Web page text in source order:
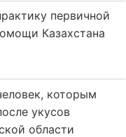
первичной
Казахстана
которым
укусов
области